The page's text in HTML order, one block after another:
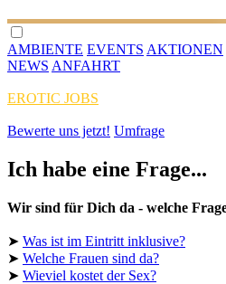
AMBIENTE EVENTS AKTIONEN
NEWS ANFAHRT
EROTIC JOBS
Bewerte uns jetzt! Umfrage
Ich habe eine Frage...
Wir sind für Dich da - welche
➤ Was ist im Eintritt inklusive?
➤ Welche Frauen sind da?
➤ Wieviel kostet der Sex?